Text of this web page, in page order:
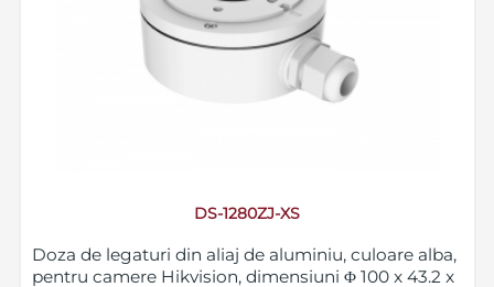
DS-1280ZJ-XS
Doza de legaturi din aliaj de aluminiu, culoare alba,
pentru camere Hikvision, dimensiuni Φ 100 x 43.2 x